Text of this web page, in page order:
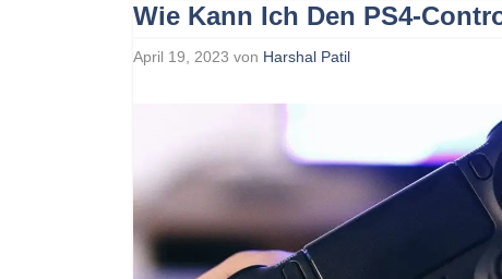
Wie Kann Ich Den PS4-
April 19, 2023 von Harshal Patil